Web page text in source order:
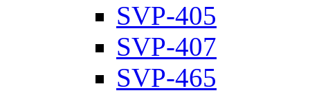
SVP-405
SVP-407
SVP-465